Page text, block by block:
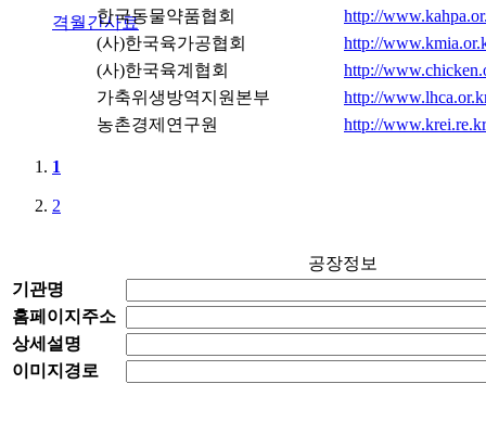
격월간사료한국동물약품협회
http://
(사)한국육가공협회
http://
(사)한국육계협회
http://
가축위생방역지원본부
http://
농촌경제연구원
http://
1
2
공장정보
기관명
홈페이지주소
상세설명
이미지경로